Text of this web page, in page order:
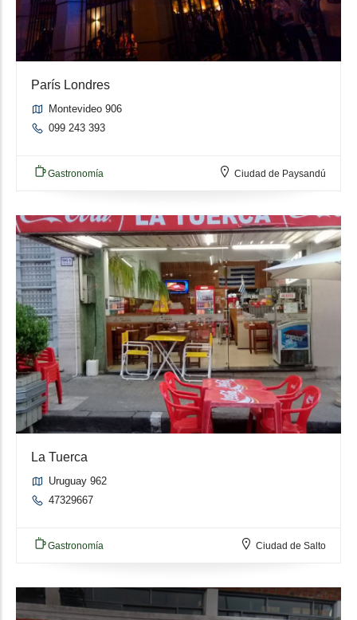
París Londres
Montevideo 906
099 243 393
Gastronomía Ciudad de Paysandú
La Tuerca
Uruguay 962
47329667
Gastronomía Ciudad de Salto